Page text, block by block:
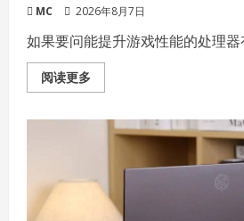
MC 2026年8月7日
如果要问能提升游戏性能的处理
阅读更多Read
more
器
还